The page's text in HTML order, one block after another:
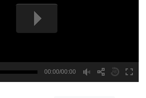
00:00
B
00:00/00:00